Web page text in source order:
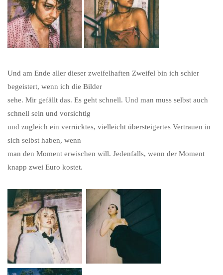
Und am Ende aller dieser zweifelhaften Zweifel bin ich schier
begeistert, wenn ich die Bilder
sehe. Mir gefällt das. Es geht schnell. Und man muss selbst auch
schnell sein und vorsichtig
und zugleich ein verrücktes, vielleicht übersteigertes Vertrauen in
sich selbst haben, wenn
man den Moment erwischen will. Jedenfalls, wenn der Moment
knapp zwei Euro kostet.